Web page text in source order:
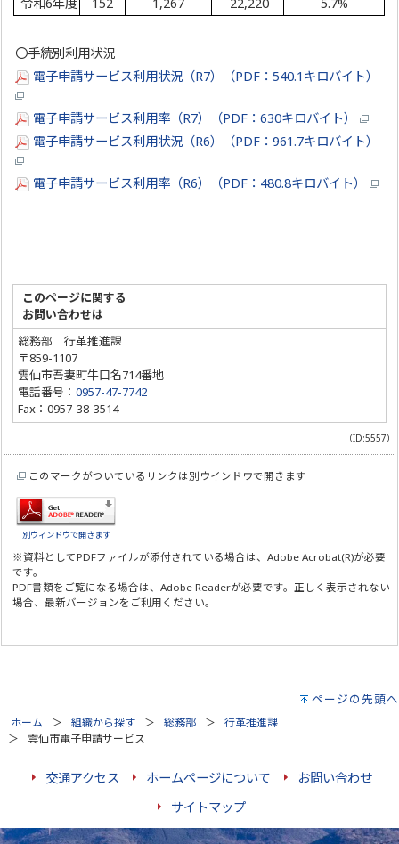
〇手続別利用状況
電子申請サービス利用状況（R7）（PDF：540.1キロバイト）
電子申請サービス利用率（R7）（PDF：630キロバイト）
電子申請サービス利用状況（R6）（PDF：961.7キロバイト）
電子申請サービス利用率（R6）（PDF：480.8キロバイト）
このページに関する
お問い合わせは
総務部 行革推進課
〒859-1107
雲仙市吾妻町牛口名714番地
電話番号：0957-47-7742
Fax：0957-38-3514
（ID:5557）
このマークがついているリンクは別ウインドウで開きます
別ウィンドウで開きます
※資料としてPDFファイルが添付されている場合は、Adobe Acrobat(R)が必要
です。
PDF書類をご覧になる場合は、Adobe Readerが必要です。正しく表示されない
場合、最新バージョンをご利用ください。
ページの先頭へ
ホーム 組織から探す 総務部
行革推進課
雲仙市電子申請サービス
交通アクセス ホームページについて
お問い合わせ
サイトマップ